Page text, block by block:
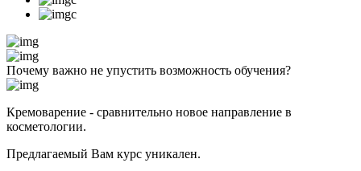
Почему важно не упустить возможность обучения?
Кремоварение - сравнительно новое направление в
косметологии.
Предлагаемый Вам курс уникален.